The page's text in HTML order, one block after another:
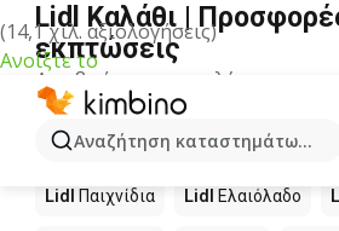
(14,1 χιλ. αξιολογήσεις)
Ανοίξτε το
Αναζήτηση καταστημάτων,
Lidl Καλάθι |
εκπτώσεις
Δεν βρήκαμε αποτελέσματα για
Άλλα προϊόντα στα
Lidl
Lidl Παιχνίδια Lidl Ελαιόλαδο